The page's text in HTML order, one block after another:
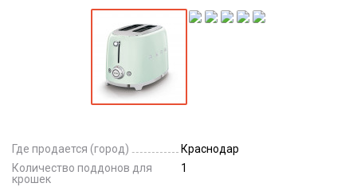
Где продается (город)
Краснодар
Количество поддонов для
крошек
1